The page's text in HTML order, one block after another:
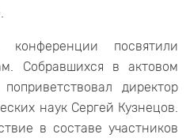
посвятили
Собравшихся в актовом
директор
наук Сергей Кузнецов.
в составе участников